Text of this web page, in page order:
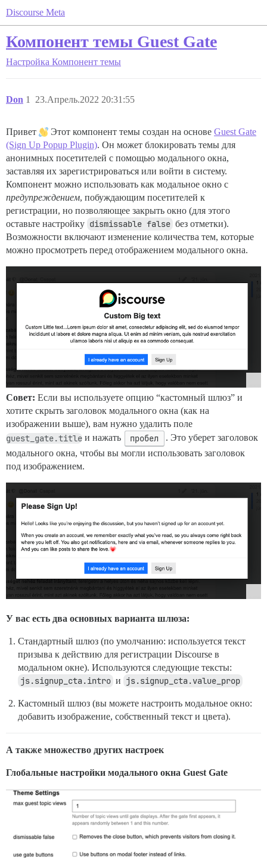
Discourse Meta
Компонент темы Guest Gate
Настройка Компонент темы
Don 23.Апрель.2022 20:31:55
1
Привет Этот компонент темы создан на основе Guest Gate
(Sign Up Popup Plugin). Он может блокировать темы для
анонимных посетителей с помощью модального окна,
заставляя их зарегистрироваться или войти в систему.
Компонент можно использовать как модальное окно с
предупреждением, побуждающим посетителей к
регистрации, но позволяющее закрыть окно (для этого
оставьте настройку dismissable false без отметки).
Возможности включают изменение количества тем, которые
можно просмотреть перед отображением модального окна.
Совет: Если вы используете опцию “кастомный шлюз” и
хотите скрыть заголовок модального окна (как на
изображении выше), вам нужно удалить поле
guest_gate.title и нажать пробел
. Это уберет заголовок
модального окна, чтобы вы могли использовать заголовок
под изображением.
У вас есть два основных варианта шлюза:
Стандартный шлюз (по умолчанию: используется текст
призыва к действию для регистрации Discourse в
модальном окне). Используются следующие тексты:
js.signup_cta.intro и js.signup_cta.value_prop
Кастомный шлюз (вы можете настроить модальное окно:
добавить изображение, собственный текст и цвета).
А также множество других настроек
Глобальные настройки модального окна Guest Gate